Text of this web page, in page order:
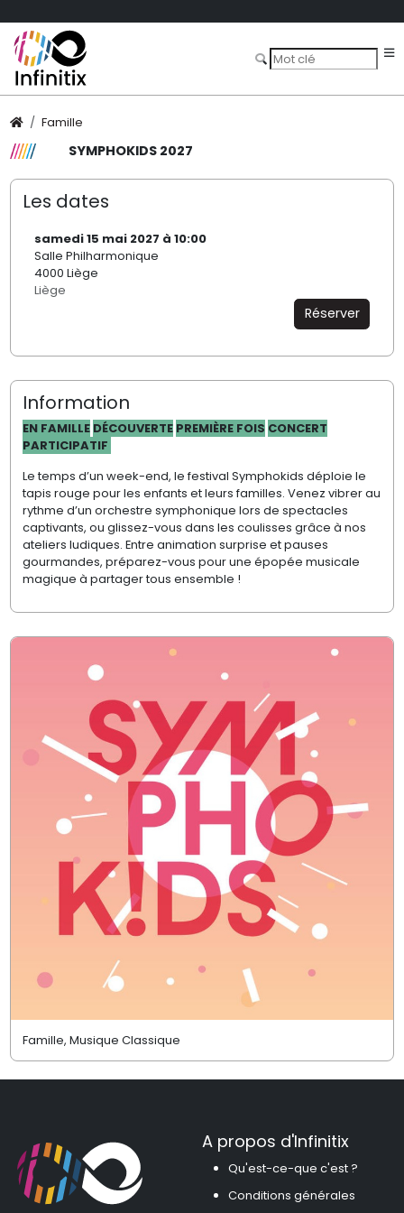
Famille
SYMPHOKIDS 2027
Les dates
samedi 15 mai 2027 à 10:00
Salle Philharmonique
4000 Liège
Liège
Réserver
Information
EN FAMILLE DÉCOUVERTE PREMIÈRE FOIS CONCERT
PARTICIPATIF
Le temps d’un week-end, le festival Symphokids déploie le
tapis rouge pour les enfants et leurs familles. Venez vibrer au
rythme d’un orchestre symphonique lors de spectacles
captivants, ou glissez-vous dans les coulisses grâce à nos
ateliers ludiques. Entre animation surprise et pauses
gourmandes, préparez-vous pour une épopée musicale
magique à partager tous ensemble !
Famille, Musique Classique
A propos d'Infinitix
Qu'est-ce-que c'est ?
Conditions générales